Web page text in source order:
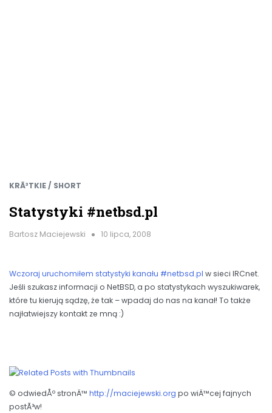
KRÃ³TKIE / SHORT
Statystyki #netbsd.pl
Bartosz Maciejewski 10 lipca, 2008
Wczoraj uruchomiłem statystyki kanału #netbsd.pl w sieci IRCnet.
Jeśli szukasz informacji o NetBSD, a po statystykach wyszukiwarek,
które tu kierują sądzę, że tak – wpadaj do nas na kanał! To także
najłatwiejszy kontakt ze mną :)
© odwiedÅº stronÄ™ http://maciejewski.org po wiÄ™cej fajnych
postÃ³w!